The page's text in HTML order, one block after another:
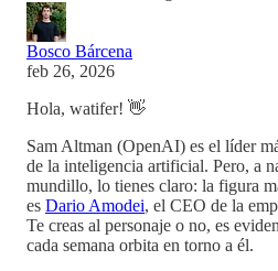
Bosco Bárcena
feb 26, 2026
Hola, watifer! 👋
Sam Altman (OpenAI) es el líder
de la inteligencia artificial. Pero, a
mundillo, lo tienes claro: la figura
es Dario Amodei, el CEO de la
Te creas al personaje o no, es
cada semana orbita en torno a él.